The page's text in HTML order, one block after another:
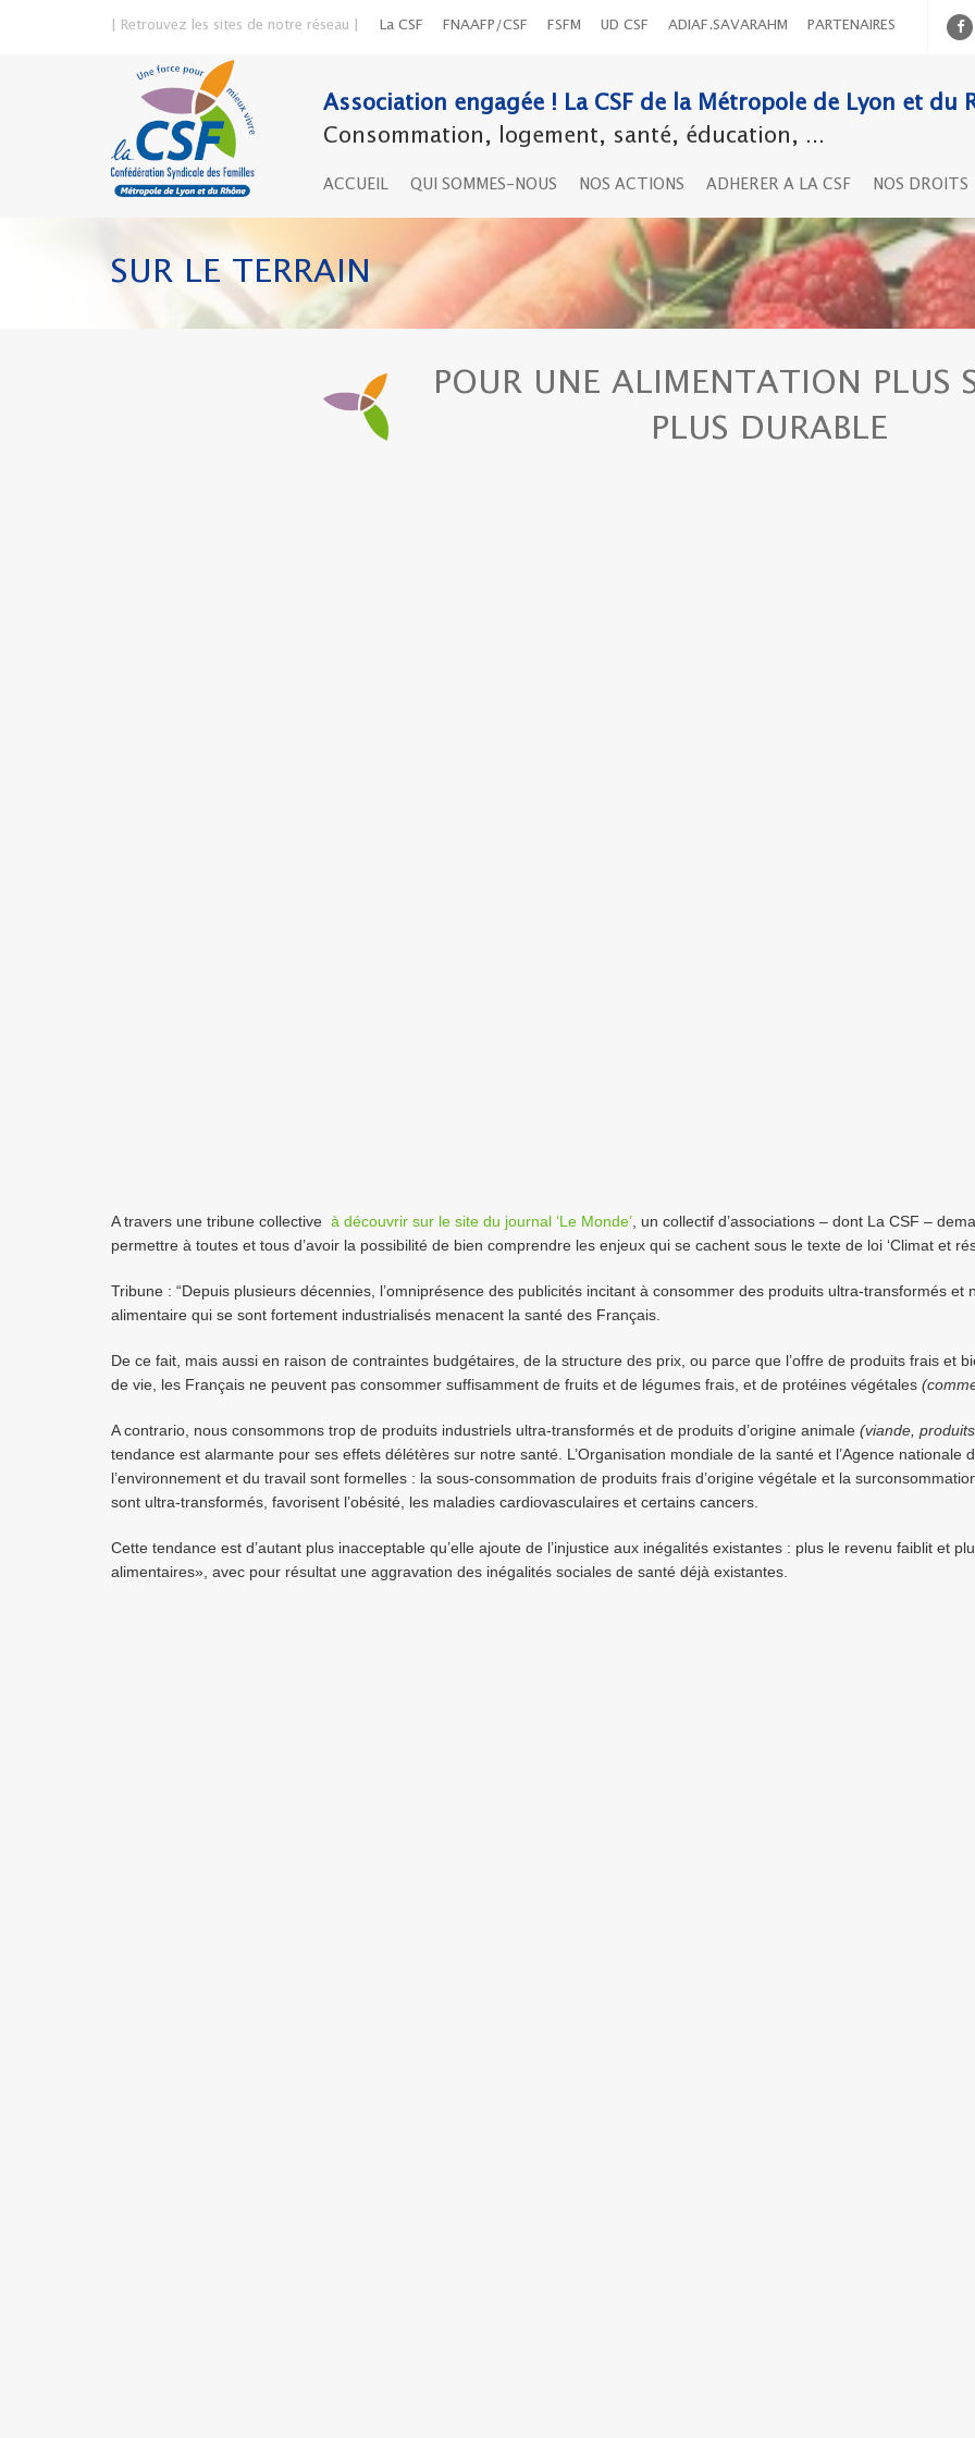
| Retrouvez les sites de notre réseau | La CSF FNAAFP/CSF FSFM UD CSF ADIAF.SAVARAHM PARTENAIRES
Association engagée ! La CSF de la Métropole de Lyon et du
Consommation, logement, santé, éducation, ...
ACCUEIL QUI SOMMES-NOUS NOS ACTIONS ADHERER A LA CSF NOS DROITS
SUR LE TERRAIN
POUR UNE ALIMENTATION PLUS
PLUS DURABLE
A travers une tribune collective à découvrir sur le site du journal ‘Le Monde’ , un collectif d’associations – dont La CSF –
permettre à toutes et tous d’avoir la possibilité de bien comprendre les enjeux qui se cachent sous le texte de loi ‘Climat et
Tribune : “Depuis plusieurs décennies, l’omniprésence des publicités incitant à consommer des produits ultra-transformés
alimentaire qui se sont fortement industrialisés menacent la santé des Français.
De ce fait, mais aussi en raison de contraintes budgétaires, de la structure des prix, ou parce que l’offre de produits frais et
de vie, les Français ne peuvent pas consommer suffisamment de fruits et de légumes frais, et de protéines végétales
A contrario, nous consommons trop de produits industriels ultra-transformés et de produits d’origine animale (viande,
tendance est alarmante pour ses effets délétères sur notre santé. L’Organisation mondiale de la santé et l’Agence nationale
l’environnement et du travail sont formelles : la sous-consommation de produits frais d’origine végétale et la
sont ultra-transformés, favorisent l’obésité, les maladies cardiovasculaires et certains cancers.
Cette tendance est d’autant plus inacceptable qu’elle ajoute de l’injustice aux inégalités existantes : plus le revenu faiblit et
alimentaires», avec pour résultat une aggravation des inégalités sociales de santé déjà existantes.